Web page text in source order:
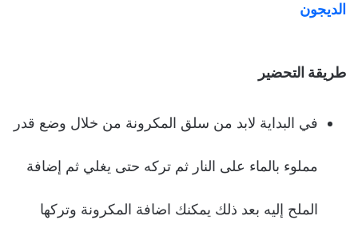
الديجون
طريقة التحضير
في البداية لابد من سلق المكرونة من خلال وضع قدر
مملوء بالماء على النار ثم تركه حتى يغلي ثم إضافة
الملح إليه بعد ذلك يمكنك اضافة المكرونة وتركها